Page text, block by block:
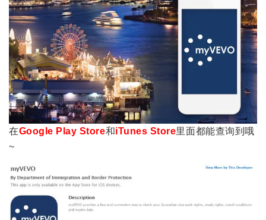
在Google Play Store和iTunes Store里面都能查询到哦
~